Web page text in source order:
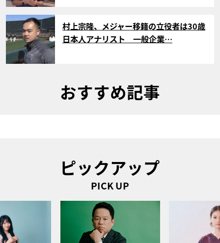
サムネイル
村上宗隆、メジャー移籍の立役者は30歳
日本人アナリスト 一般企業…
おすすめ記事
ピックアップ
PICK UP